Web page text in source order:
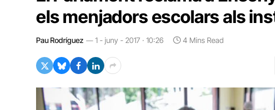
els menjadors escolars als
Pau Rodríguez 1 - juny - 2017 · 10:26 4 Mins Read